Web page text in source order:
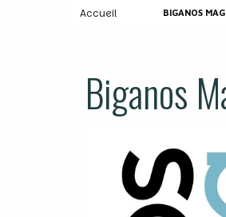
Accueil BIGANOS
Biganos